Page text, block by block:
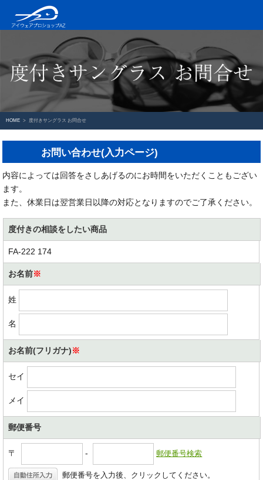
HOME 度付きサングラス お問合せ
お問い合わせ(入力ページ)
内容によっては回答をさしあげるのにお時間をいただくこともござい
ます。
また、休業日は翌営業日以降の対応となりますのでご了承ください。
度付きの相談をしたい商品
FA-222 174
お名前※
姓
名
お名前(フリガナ)※
セイ
メイ
郵便番号
〒 - 郵便番号検索
郵便番号を入力後、クリックしてください。